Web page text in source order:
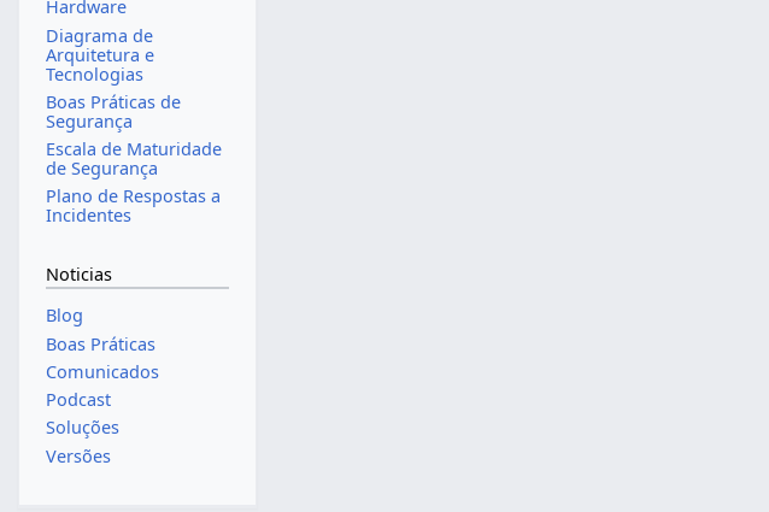
Hardware
Diagrama de
Arquitetura e
Tecnologias
Boas Práticas de
Segurança
Escala de Maturidade
de Segurança
Plano de Respostas a
Incidentes
Noticias
Blog
Boas Práticas
Comunicados
Podcast
Soluções
Versões